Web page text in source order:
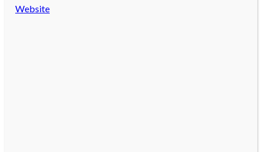
Website